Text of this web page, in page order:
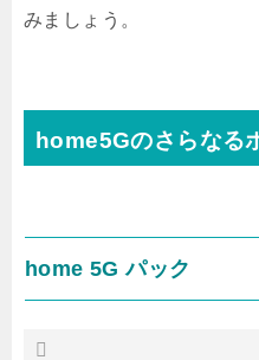
みましょう。
home5Gのさらなる
home 5G パック